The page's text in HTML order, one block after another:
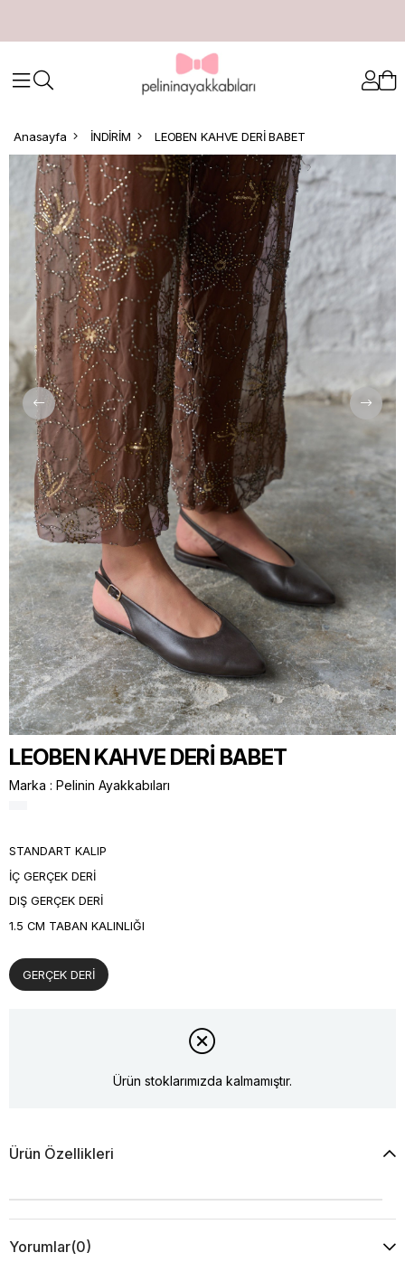
Anasayfa İNDİRİM LEOBEN KAHVE DERİ BABET
LEOBEN KAHVE DERİ BABET
Marka : Pelinin Ayakkabıları
STANDART KALIP
İÇ GERÇEK DERİ
DIŞ GERÇEK DERİ
1.5 CM TABAN KALINLIĞI
GERÇEK DERİ
Ürün stoklarımızda kalmamıştır.
Ürün Özellikleri
Yorumlar(0)